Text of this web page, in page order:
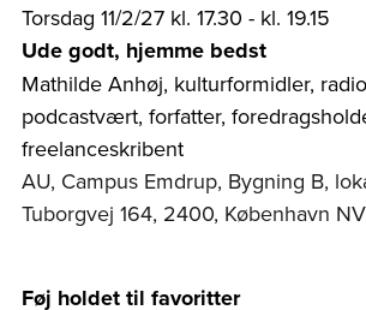
Torsdag 11/2/27 kl. 17.30 - kl. 19.15
Ude godt, hjemme bedst
Mathilde Anhøj, kulturformidler,
podcastvært, forfatter,
freelanceskribent
AU, Campus Emdrup, Bygning B,
Tuborgvej 164, 2400, København NV
Føj holdet til favoritter